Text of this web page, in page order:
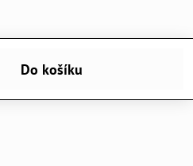
Do košíku